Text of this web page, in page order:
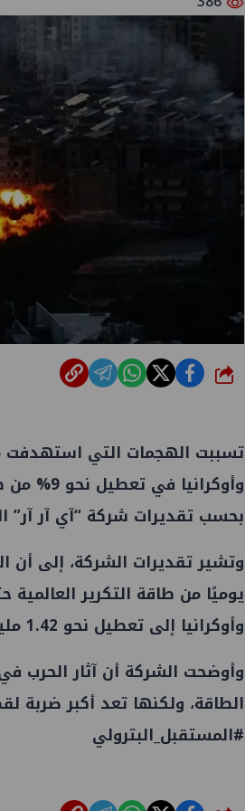
شارك
تسببت الهجمات التي استهدفت
بحسب تقديرات شركة “آي آر
يوميًا من طاقة التكرير العالمية
وأوكرانيا إلى تعطيل نحو 1.42 مليون برميل يوميًا من طاقة التكرير.
وأوضحت الشركة أن آثار
الطاقة، ولكنها تعد أكبر ضربة
#المستقبل_البترولي